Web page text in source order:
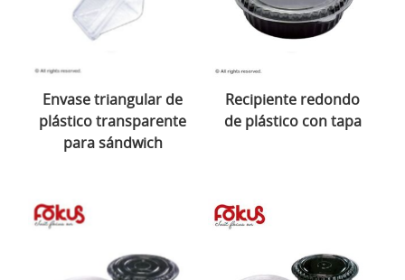
Envase triangular de
plástico transparente
para sándwich
Recipiente redondo
de plástico con tapa